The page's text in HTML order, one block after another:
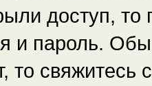
доступ,
и пароль.
то свяжитесь